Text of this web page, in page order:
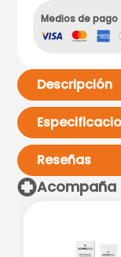
Medios de pago
Descripción
Reseñas
Por